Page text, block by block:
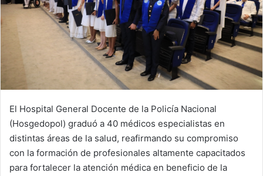
El Hospital General Docente de la Policía Nacional
(Hosgedopol) graduó a 40 médicos especialistas en
distintas áreas de la salud, reafirmando su compromiso
con la formación de profesionales altamente capacitados
para fortalecer la atención médica en beneficio de la